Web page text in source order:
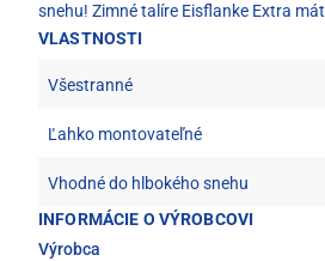
snehu! Zimné talíre Eisflanke Extra
VLASTNOSTI
Všestranné
Ľahko montovateľné
Vhodné do hlbokého snehu
INFORMÁCIE O VÝROBCOVI
Výrobca